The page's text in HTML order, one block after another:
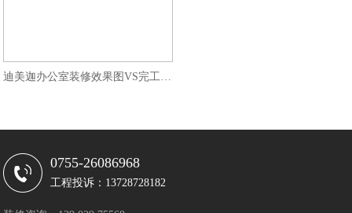
0755-26086968
工程投诉：13728728182